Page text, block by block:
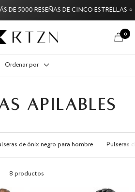
DE 5000 RESEÑAS DE CINCO ESTRELLAS ⭐
0
Ordenar por
APILABLES
de ónix negro para hombre Pulseras
8 productos